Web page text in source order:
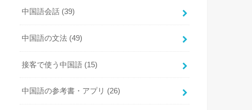
中国語会話 (39)
中国語の文法 (49)
接客で使う中国語 (15)
中国語の参考書・アプリ (26)